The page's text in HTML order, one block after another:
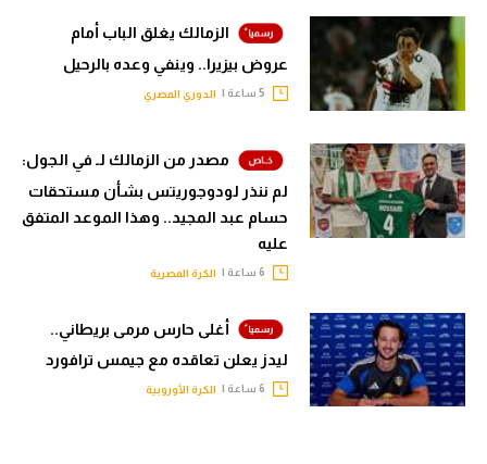
الزمالك يغلق الباب أمام
عروض بيزيرا.. وينفي وعده بالرحيل
الدوري المصري
مصدر من الزمالك لـ في الجول:
لم ننذر لودوجوريتس بشأن مستحقات
حسام عبد المجيد.. وهذا الموعد المتفق
عليه
الكرة المصرية
أغلى حارس مرمى بريطاني..
ليدز يعلن تعاقده مع جيمس ترافورد
الكرة الأوروبية